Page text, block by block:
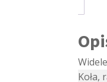
Koła,